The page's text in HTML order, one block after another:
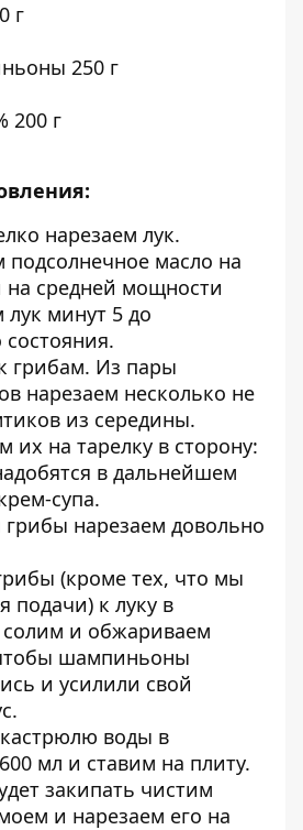
г
250 г
200 г
нарезаем лук.
подсолнечное масло на
на средней мощности
минут 5 до
состояния.
грибам. Из пары
нарезаем несколько не
из середины.
их на тарелку в сторону:
в дальнейшем
супа.
нарезаем довольно
(кроме тех, что мы
подачи) к луку в
солим и обжариваем
шампиньоны
и усилили свой
воды в
мл и ставим на плиту.
закипать чистим
и нарезаем его на